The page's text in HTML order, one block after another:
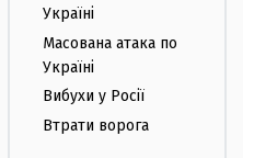
Україні
Масована атака по
Україні
Вибухи у Росії
Втрати ворога